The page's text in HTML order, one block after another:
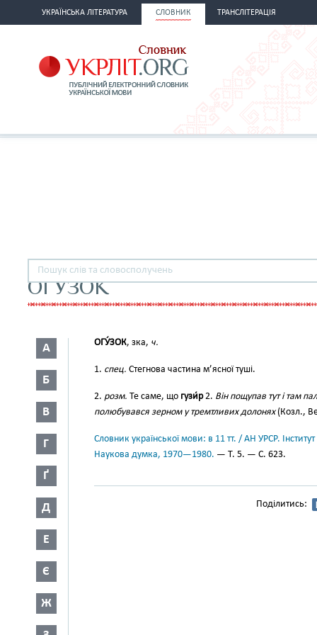
УКРАЇНСЬКА ЛІТЕРАТУРА СЛОВНИК ТРАНСЛІТЕРАЦІЯ
ОГУЗОК
А
Б
В
Г
Ґ
Д
Е
Є
Ж
ОГУ́ЗОК, зка, ч.
1. спец. Стегнова частина м’ясної туші.
2. розм. Те саме, що гузи́р2. Він пощупав тут і там
полюбувався зерном у тремтливих долонях(Козл.,
Словник української мови: в 11 тт. / АН УРСР.
Наукова думка, 1970—1980. — Т. 5. — С. 623.
Поділитись: